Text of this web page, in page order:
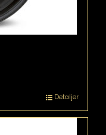
Detaljer